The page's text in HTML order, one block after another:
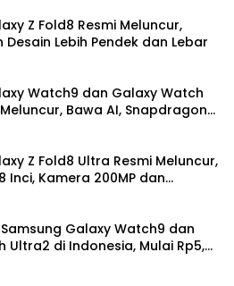
Z Fold8 Resmi Meluncur,
Lebih Pendek dan Lebar
Watch9 dan Galaxy Watch
Bawa AI, Snapdragon
Fitur Kesehatan Baru
Z Fold8 Ultra Resmi Meluncur,
Inci, Kamera 200MP dan
Gen 5
Galaxy Watch9 dan
Ultra2 di Indonesia, Mulai Rp5,9